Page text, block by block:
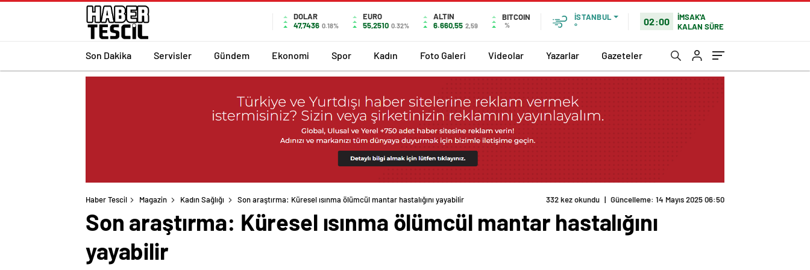
DOLAR
47,7436 0.18%
EURO
55,2510 0.32%
ALTIN
6.660,55 2,59
BITCOIN
%
İSTANBUL
°
02:00
İMSAK'A
KALAN SÜRE
Son Dakika Servisler Gündem Ekonomi Spor Kadın Foto Galeri Videolar Yazarlar Gazeteler
Haber Tescil Magazin Kadın Sağlığı Son araştırma: Küresel ısınma ölümcül mantar hastalığını yayabilir 332 kez okundu | Güncelleme: 14 Mayıs 2025 06:50
Son araştırma: Küresel ısınma ölümcül mantar hastalığını
yayabilir